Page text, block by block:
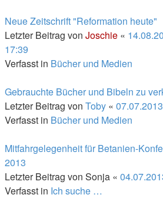
Neue Zeitschrift "Reformation heute"
Letzter Beitrag von Joschie «
17:39
Verfasst in Bücher und Medien
Gebrauchte Bücher und Bibeln zu
Letzter Beitrag von Toby «
Verfasst in Bücher und Medien
Mitfahrgelegenheit für Betanien-
2013
Letzter Beitrag von Sonja «
Verfasst in Ich suche …